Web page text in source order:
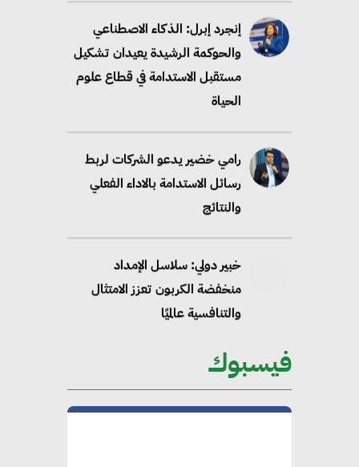
إنجرد إبرل: الذكاء الاصطناعي
والحوكمة الرشيدة يعيدان تشكيل
مستقبل الاستدامة في قطاع علوم
الحياة
رامي خضير يدعو الشركات لربط
رسائل الاستدامة بالاداء الفعلي
والنتائج
خبير دولي: سلاسل الإمداد
منخفضة الكربون تعزز الامتثال
والتنافسية عالميًا
“وزيرة البيئة الدكتورة ياسمين
فؤاد”.. منصب رفيع يعكس المكانة
فيسبوك